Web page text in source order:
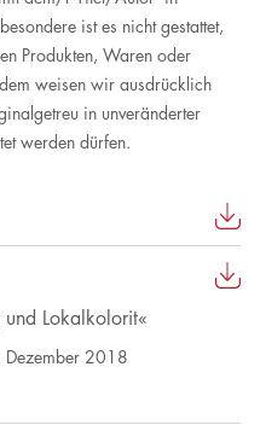
ist es nicht gestattet,
Produkten, Waren oder
weisen wir ausdrücklich
in unveränderter
werden dürfen.
und Lokalkolorit«
Dezember 2018